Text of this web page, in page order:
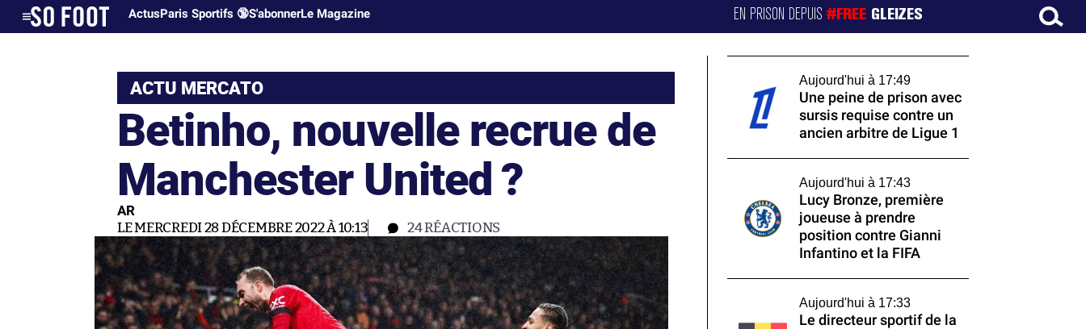
ActusParis Sportifs 🔞S'abonnerLe Magazine EN PRISON DEPUIS#FREE GLEIZES
ACTU MERCATO
Betinho, nouvelle recrue de
Manchester United ?
AR
LE MERCREDI 28 DÉCEMBRE 2022 À 10:13 24RÉACTIONS
Aujourd'hui à 17:49
Une peine de prison avec
sursis requise contre un
ancien arbitre de Ligue 1
Aujourd'hui à 17:43
Lucy Bronze, première
joueuse à prendre
position contre Gianni
Infantino et la FIFA
Aujourd'hui à 17:33
Le directeur sportif de la